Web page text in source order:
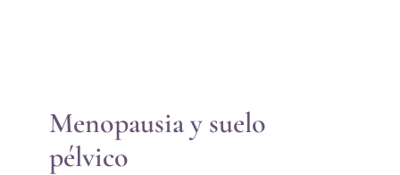
Menopausia y suelo
pélvico